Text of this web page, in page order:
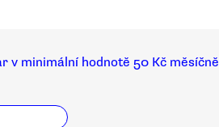
v minimální hodnotě 50 Kč měsíčně